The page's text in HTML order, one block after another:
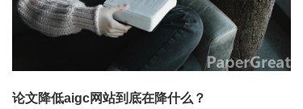
论文降低aigc网站到底在降什么？